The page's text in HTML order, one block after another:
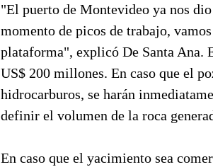
"El puerto de Montevideo ya nos
momento de picos de trabajo,
plataforma", explicó De Santa Ana.
US$ 200 millones. En caso que el
hidrocarburos, se harán
definir el volumen de la roca
En caso que el yacimiento sea